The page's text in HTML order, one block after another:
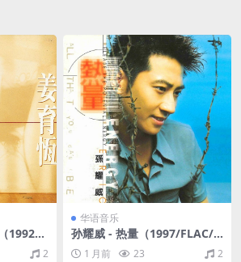
1992/F
2
华语音乐
孙耀威 - 热量（1997/FLAC/
分轨/297M）
1 月前 23 2